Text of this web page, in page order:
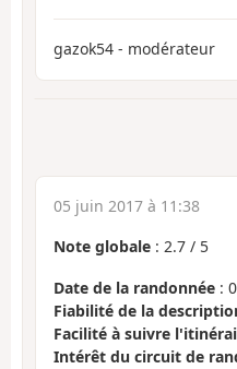
gazok54 - modérateur
05 juin 2017 à 11:38
Note globale : 2.7 / 5
Date de la randonnée :
Fiabilité de la
Facilité à suivre
Intérêt du circuit de